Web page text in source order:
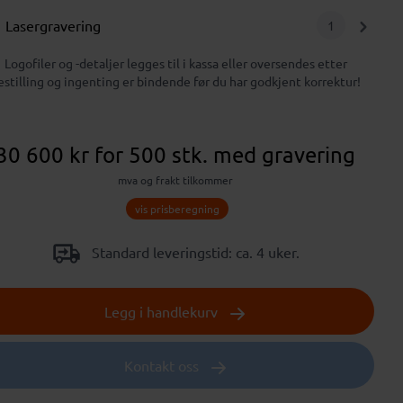
Lasergravering 1
Logofiler og -detaljer legges til i kassa eller oversendes etter
og ingenting er bindende før du har godkjent korrektur!
600 kr for 500 stk. med gravering
mva og frakt tilkommer
vis prisberegning
Standard leveringstid: ca. 4 uker.
Legg i handlekurv
Kontakt oss